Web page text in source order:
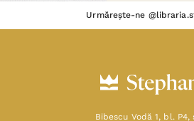
Urmărește-ne
Bibescu Vodă 1, bl. P4,